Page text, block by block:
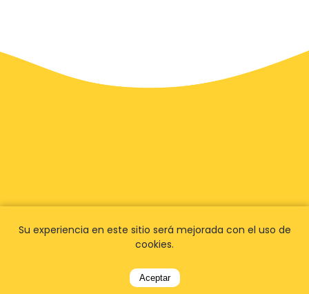
Su experiencia en este sitio será mejorada con el uso de
cookies.
Aceptar